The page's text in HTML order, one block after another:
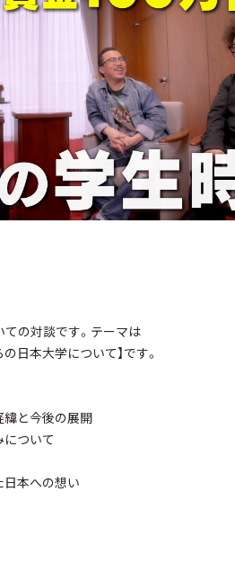
ての対談です。テーマは
日本大学について】です。
と今後の展開
について
日本への想い